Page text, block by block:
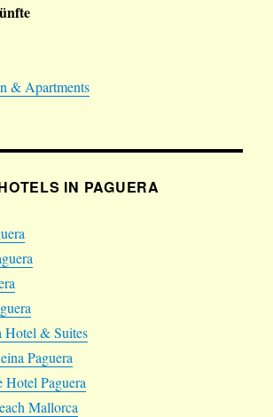
& Apartments
IN PAGUERA
Hotel & Suites
Paguera
Paguera
Mallorca